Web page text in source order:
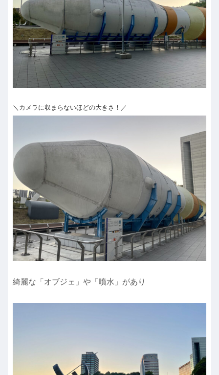
＼カメラに収まらないほどの大きさ！／
綺麗な「オブジェ」や「噴水」があり